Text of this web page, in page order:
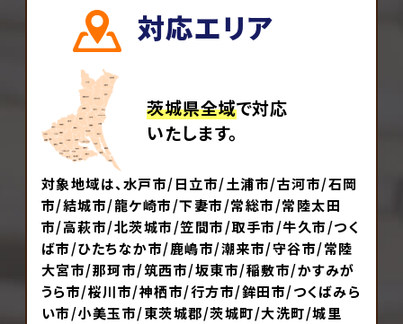
対応エリア
茨城県全域で対応
いたします。
対象地域は、水戸市/日立市/土浦市/古河市/石岡
市/結城市/龍ケ崎市/下妻市/常総市/常陸太田
市/高萩市/北茨城市/笠間市/取手市/牛久市/つく
ば市/ひたちなか市/鹿嶋市/潮来市/守谷市/常陸
大宮市/那珂市/筑西市/坂東市/稲敷市/かすみが
うら市/桜川市/神栖市/行方市/鉾田市/つくばみら
い市/小美玉市/東茨城郡/茨城町/大洗町/城里